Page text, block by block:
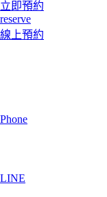
立即預約
reserve
線上預約
Phone
LINE